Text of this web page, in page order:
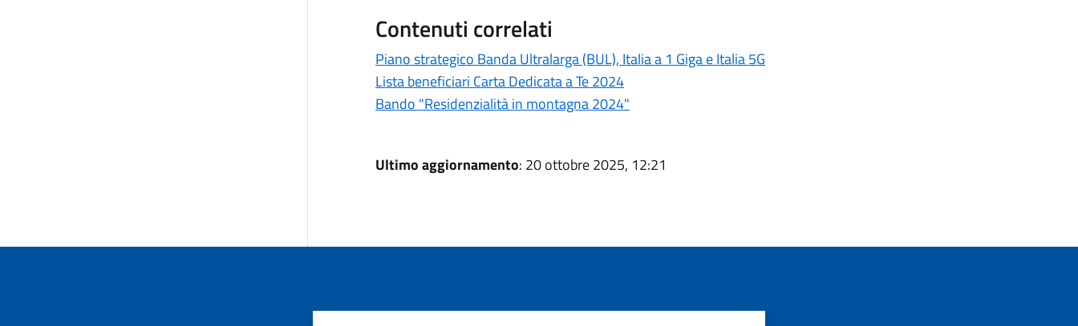
Contenuti correlati
Piano strategico Banda Ultralarga (BUL), Italia a 1 Giga e Italia 5G
Lista beneficiari Carta Dedicata a Te 2024
Bando "Residenzialità in montagna 2024"
Ultimo aggiornamento: 20 ottobre 2025, 12:21